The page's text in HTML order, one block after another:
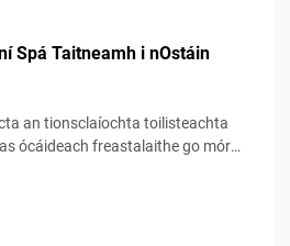
Spá Taitneamh i nOstáin
an tionsclaíochta toilisteachta
ócáideach freastalaithe go mór